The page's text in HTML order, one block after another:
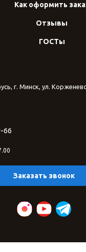
Как оформить
Отзывы
ГОСТы
г. Минск, ул.
66
Заказать звонок